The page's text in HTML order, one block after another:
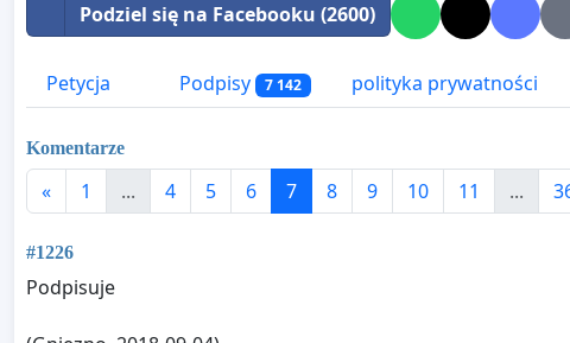
Podziel się na Facebooku (2600)
Petycja Podpisy 7 142 polityka prywatności
Komentarze
« 1 ... 4 5 6 7 8 9 10 11 ...
#1226
Podpisuje